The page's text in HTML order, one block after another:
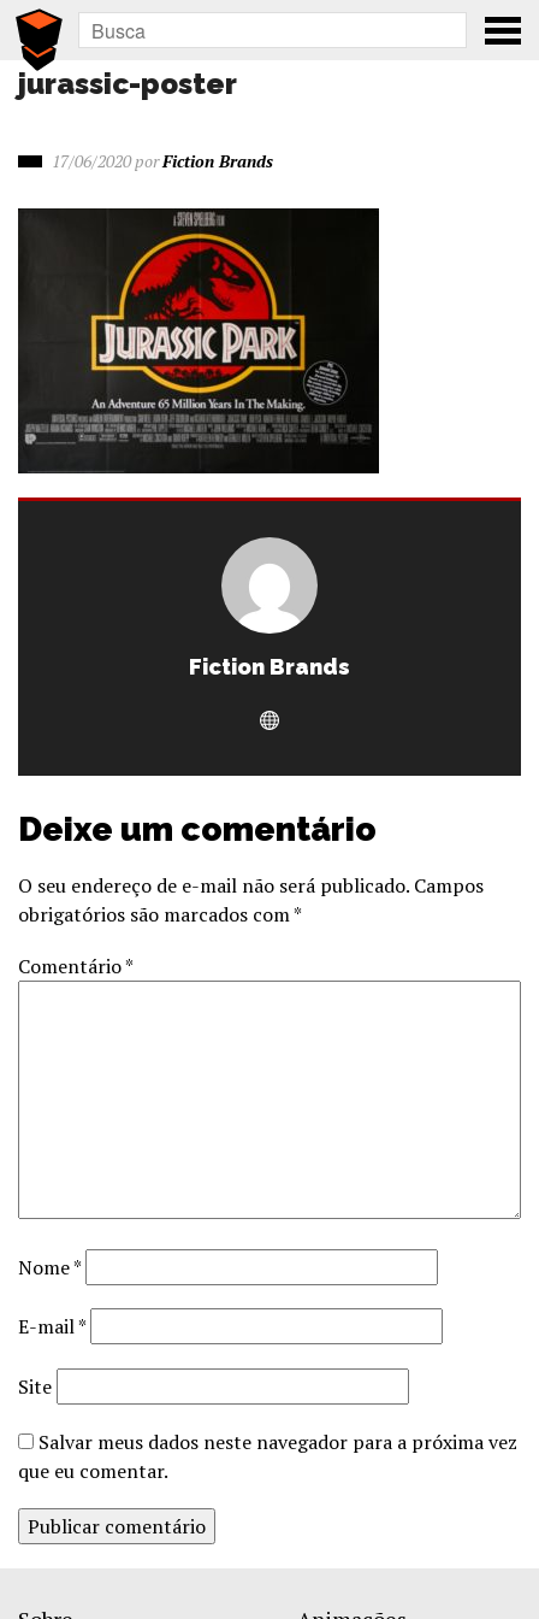
jurassic-poster
17/06/2020porFiction Brands
Fiction Brands
Deixe um comentário
O seu endereço de e-mail não será publicado. Campos
obrigatórios são marcados com*
Comentário*
Nome*
E-mail*
Site
Salvar meus dados neste navegador para a próxima vez
que eu comentar.